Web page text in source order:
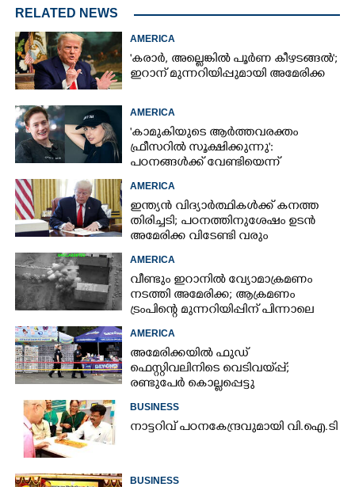
RELATED NEWS
AMERICA
'കരാർ, അല്ലെങ്കിൽ പൂർണ കീഴടങ്ങൽ';
ഇറാന് മുന്നറിയിപ്പുമായി അമേരിക്ക
AMERICA
'കാമുകിയുടെ ആർത്തവരക്തം
ഫ്രീസറിൽ സൂക്ഷിക്കുന്നു':
പഠനങ്ങൾക്ക് വേണ്ടിയെന്ന്
ജോൺസന്റെ പോസ്റ്റ്
AMERICA
ഇന്ത്യൻ വിദ്യാർത്ഥികൾക്ക് കനത്ത
തിരിച്ചടി; പഠനത്തിനുശേഷം ഉടൻ
അമേരിക്ക വിടേണ്ടി വരും
AMERICA
വീണ്ടും ഇറാനിൽ വ്യോമാക്രമണം
നടത്തി അമേരിക്ക; ആക്രമണം
ട്രംപിന്റെ മുന്നറിയിപ്പിന് പിന്നാലെ
AMERICA
അമേരിക്കയിൽ ഫുഡ്
ഫെസ്റ്റിവലിനിടെ വെടിവയ്‌പ്പ്;
രണ്ടുപേർ കൊല്ലപ്പെട്ടു
BUSINESS
നാ​ട്ട​റി​വ് ​പ​ഠ​ന​കേ​ന്ദ്ര​വു​മാ​യി​ ​വി.​ഐ.​ടി
BUSINESS